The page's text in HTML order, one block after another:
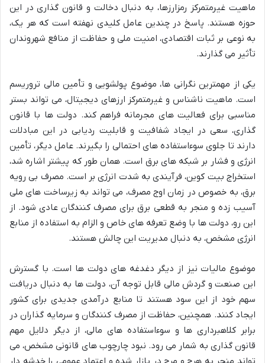
ماهیت غیرمتمرکز رمزارزها، به دنبال دخالت و قانون گذاری در این
حوزه هستند. پاسخ در چندین عامل کلیدی نهفته است که هر یک،
به نوعی بر ثبات اقتصادی، امنیت ملی و حفاظت از منافع شهروندان
تأثیر می گذارند.
یکی از مهمترین نگرانی ها، موضوع پولشویی و تأمین مالی تروریسم
است. ماهیت ناشناس و غیرمتمرکز ارزهای دیجیتال، می تواند بستر
مناسبی برای فعالیت های مجرمانه فراهم کند. دولت ها با قانون
گذاری، سعی در ایجاد شفافیت و قابلیت ردیابی در این مبادلات
دارند تا جلوی سوءاستفاده های احتمالی را بگیرند. عامل دیگر، تأمین
انرژی و فشار بر شبکه های برق است. همان طور که پیشتر اشاره شد،
استخراج بیت کوین، فرآیندی به شدت انرژی بر است. مصرف بی رویه
برق، به خصوص در زمان اوج مصرف، می تواند به زیرساخت های ملی
آسیب زده و منجر به قطعی برق برای مصرف کنندگان عادی شود. از
این رو، دولت ها با وضع تعرفه های خاص و الزام به استفاده از منابع
انرژی مشخص، به دنبال مدیریت این چالش هستند.
موضوع مالیات نیز از دیگر دغدغه های دولت ها است. با گسترش
این صنعت و گردش مالی قابل توجه آن، دولت ها به دنبال دریافت
سهم خود از این سود هستند تا منابع درآمدی جدیدی برای کشور
ایجاد کنند. همچنین، حفاظت از مصرف کنندگان و سرمایه گذاران در
برابر کلاهبرداری ها و سوءاستفاده های مالی، از دیگر دلایل مهم
قانون گذاری به شمار می رود. نبود چارچوب های قانونی مشخص، می